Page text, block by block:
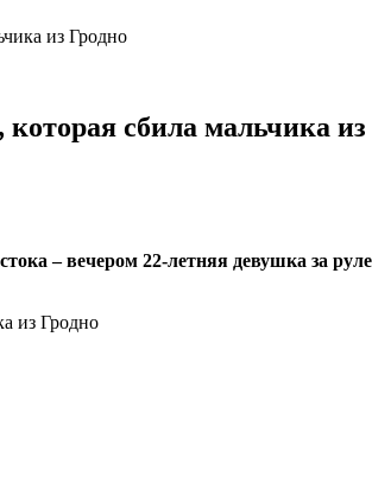
из Гродно
сбила мальчика из
– вечером 22-летняя девушка за